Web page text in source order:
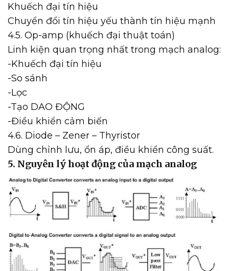
Khuếch đại tín hiệu
Chuyển đổi tín hiệu yếu thành tín hiệu mạnh
4.5. Op-amp (khuếch đại thuật toán)
Linh kiện quan trọng nhất trong mạch analog:
-Khuếch đại tín hiệu
-So sánh
-Lọc
-Tạo DAO ĐỘNG
-Điều khiển cảm biến
4.6. Diode – Zener – Thyristor
Dùng chỉnh lưu, ổn áp, điều khiển công suất.
5. Nguyên lý hoạt động của mạch analog